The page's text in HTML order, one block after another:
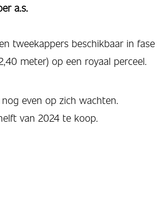
a.s.
tweekappers beschikbaar in fase
meter) op een royaal perceel.
even op zich wachten.
van 2024 te koop.